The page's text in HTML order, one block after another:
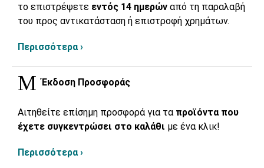
το επιστρέψετε εντός 14 ημερών από τη παραλαβή
του προς αντικατάσταση ή επιστροφή χρημάτων.
Περισσότερα ›
Έκδοση Προσφοράς
Αιτηθείτε επίσημη προσφορά για τα προϊόντα που
έχετε συγκεντρώσει στο καλάθι με ένα κλικ!
Περισσότερα ›